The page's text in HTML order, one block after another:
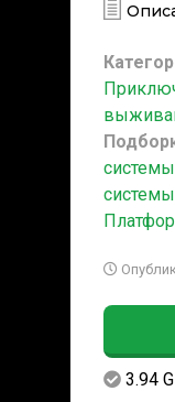
системы
системы
3.94